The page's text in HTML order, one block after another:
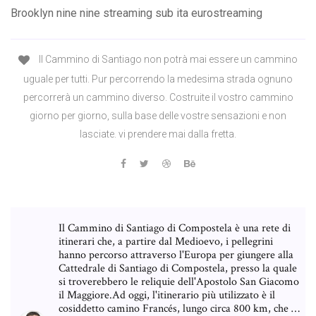
Brooklyn nine nine streaming sub ita eurostreaming
Il Cammino di Santiago non potrà mai essere un cammino
uguale per tutti. Pur percorrendo la medesima strada ognuno
percorrerà un cammino diverso. Costruite il vostro cammino
giorno per giorno, sulla base delle vostre sensazioni e non
lasciate. vi prendere mai dalla fretta.
Il Cammino di Santiago di Compostela è una rete di
itinerari che, a partire dal Medioevo, i pellegrini
hanno percorso attraverso l'Europa per giungere alla
Cattedrale di Santiago di Compostela, presso la quale
si troverebbero le reliquie dell'Apostolo San Giacomo
il Maggiore.Ad oggi, l'itinerario più utilizzato è il
cosiddetto camino Francés, lungo circa 800 km, che …